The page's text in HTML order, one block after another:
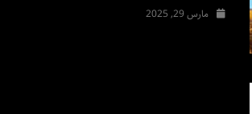
مارس 29, 2025